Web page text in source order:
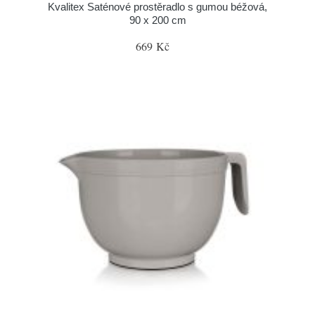
Kvalitex Saténové prostěradlo s gumou béžová,
90 x 200 cm
669 Kč